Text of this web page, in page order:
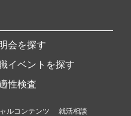
会を探す
イベントを探す
性検査
ルコンテンツ
就活相談